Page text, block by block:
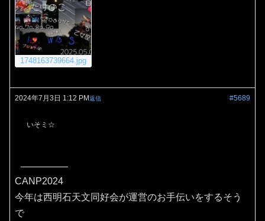
1748163739664.jpg
2024年7月3日 1:12 PM #5689
返信
いそミ☆
CANP2024
今年は西明石天文同好会が運営のお手伝いをするそう
で